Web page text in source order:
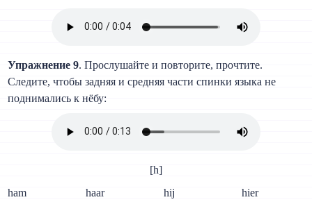
Упражнение 9. Прослушайте и повторите, прочтите.
Следите, чтобы задняя и средняя части спинки языка не
поднимались к нёбу:
[h]
ham
haar
hij
hier